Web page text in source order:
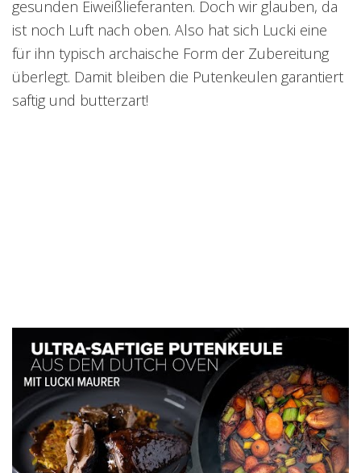
gesunden Eiweißlieferanten. Doch wir glauben, da
ist noch Luft nach oben. Also hat sich Lucki eine
für ihn typisch archaische Form der Zubereitung
überlegt. Damit bleiben die Putenkeulen garantiert
saftig und butterzart!